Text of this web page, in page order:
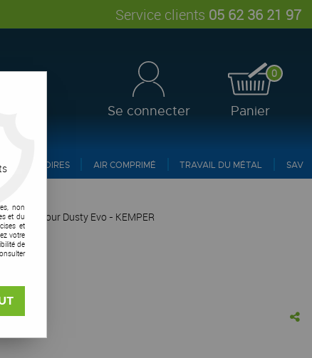
Service clients 05 62 36 21 97
Se connecter
0
Panier
ACCESSOIRES AIR COMPRIMÉ TRAVAIL DU MÉTAL SAV
pour Dusty Evo - KEMPER
non
et du
et
votre
de